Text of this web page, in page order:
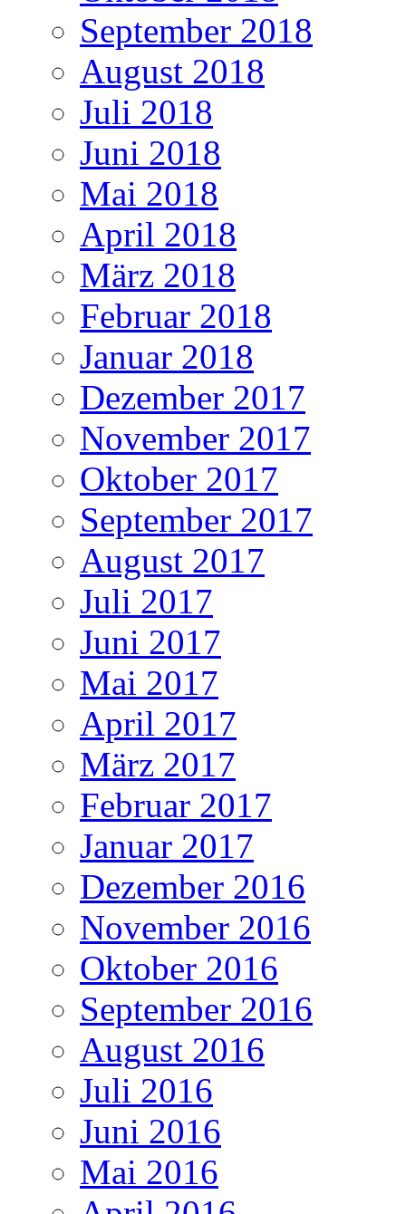
September 2018
August 2018
Juli 2018
Juni 2018
Mai 2018
April 2018
März 2018
Februar 2018
Januar 2018
Dezember 2017
November 2017
Oktober 2017
September 2017
August 2017
Juli 2017
Juni 2017
Mai 2017
April 2017
März 2017
Februar 2017
Januar 2017
Dezember 2016
November 2016
Oktober 2016
September 2016
August 2016
Juli 2016
Juni 2016
Mai 2016